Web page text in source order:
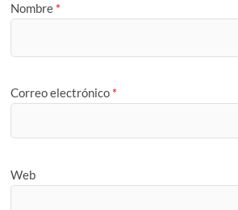
Nombre *
Correo electrónico *
Web